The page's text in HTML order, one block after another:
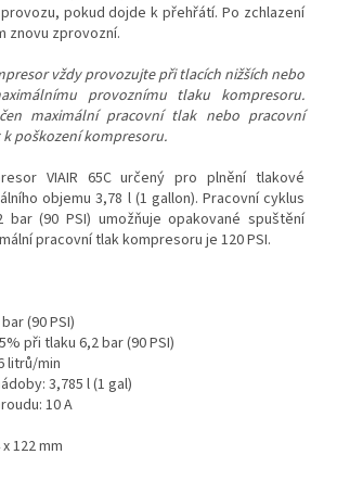
pokud dojde k přehřátí. Po zchlazení
znovu zprovozní.
vždy provozujte při tlacích nižších nebo
provoznímu tlaku kompresoru.
maximální pracovní tlak nebo pracovní
poškození kompresoru.
VIAIR 65C určený pro plnění tlakové
objemu 3,78 l (1 gallon). Pracovní cyklus
(90 PSI) umožňuje opakované spuštění
pracovní tlak kompresoru je 120 PSI.
(90 PSI)
při tlaku 6,2 bar (90 PSI)
litrů/min
3,785 l (1 gal)
10 A
122 mm